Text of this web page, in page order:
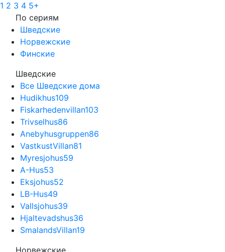
1 2 3 4 5+
По сериям
Шведские
Норвежские
Финские
Шведские
Все Шведские дома
Hudikhus109
Fiskarhedenvillan103
Trivselhus86
Anebyhusgruppen86
VastkustVillan81
Myresjohus59
A-Hus53
Eksjohus52
LB-Hus49
Vallsjohus39
Hjaltevadshus36
SmalandsVillan19
Норвежские